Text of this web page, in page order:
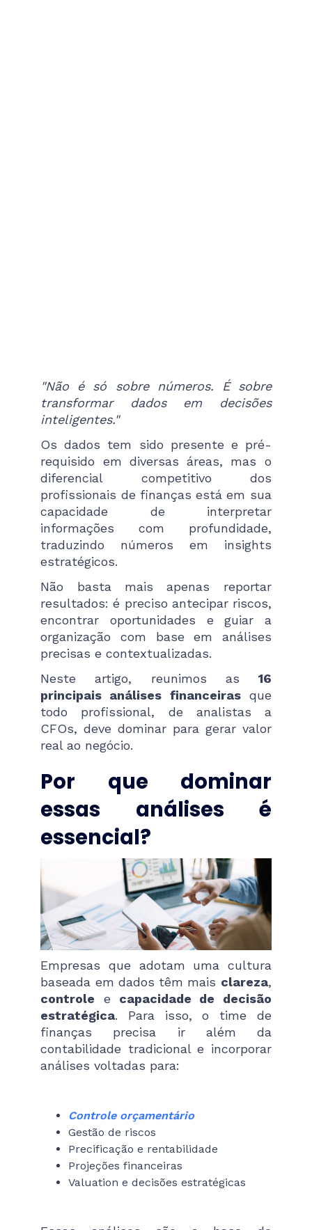
"Não é só sobre números. É sobre
transformar dados em decisões
inteligentes."
Os dados tem sido presente e pré-
requisido em diversas áreas, mas o
diferencial competitivo dos
profissionais de finanças está em sua
capacidade de interpretar
informações com profundidade,
traduzindo números em insights
estratégicos.
Não basta mais apenas reportar
resultados: é preciso antecipar riscos,
encontrar oportunidades e guiar a
organização com base em análises
precisas e contextualizadas.
Neste artigo, reunimos as 16
principais análises financeirasque
todo profissional, de analistas a
CFOs, deve dominar para gerar valor
real ao negócio.
Por que dominar
essas análises é
essencial?
Empresas que adotam uma cultura
baseada em dados têm mais clareza,
controle e capacidade de decisão
estratégica. Para isso, o time de
finanças precisa ir além da
contabilidade tradicional e incorporar
análises voltadas para:
Controle orçamentário
Gestão de riscos
Precificação e rentabilidade
Projeções financeiras
Valuation e decisões estratégicas